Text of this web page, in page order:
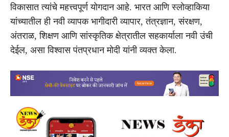
विकासात त्यांचे महत्त्वपूर्ण योगदान आहे. भारत आणि स्लोव्हाकिया
यांच्यातील ही नवी व्यापक भागीदारी व्यापार, तंत्रज्ञान, संरक्षण,
अंतराळ, शिक्षण आणि सांस्कृतिक क्षेत्रातील सहकार्याला नवी उंची
देईल, असा विश्वास पंतप्रधान मोदी यांनी व्यक्त केला.